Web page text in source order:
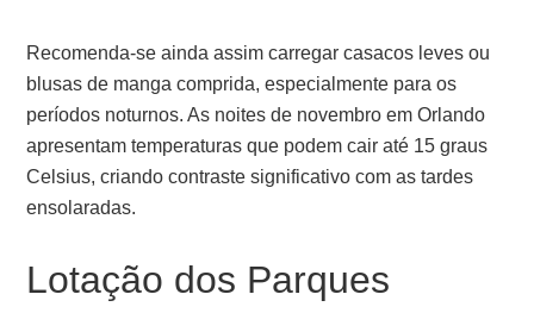
Recomenda-se ainda assim carregar casacos leves ou
blusas de manga comprida, especialmente para os
períodos noturnos. As noites de novembro em Orlando
apresentam temperaturas que podem cair até 15 graus
Celsius, criando contraste significativo com as tardes
ensolaradas.
Lotação dos Parques